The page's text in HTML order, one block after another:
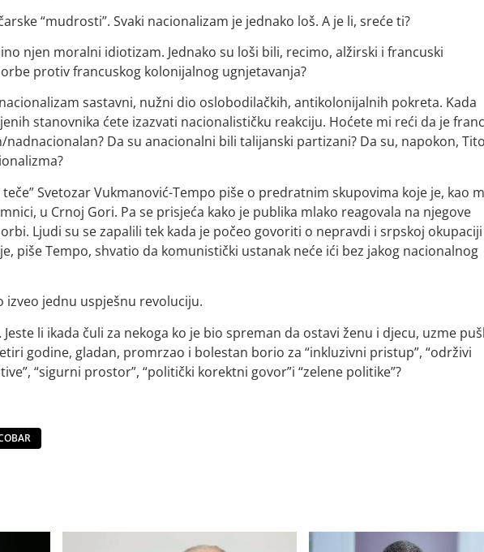
“mudrosti”. Svaki nacionalizam je jednako loš. A je li, sreće ti?
njen moralni idiotizam. Jednako su loši bili, recimo, alžirski i francuski
protiv francuskog kolonijalnog ugnjetavanja?
sastavni, nužni dio oslobodilačkih, antikolonijalnih pokreta. Kada
stanovnika ćete izazvati nacionalističku reakciju. Hoćete mi reći da je
Da su anacionalni bili talijanski partizani? Da su, napokon,
Svetozar Vukmanović-Tempo piše o predratnim skupovima koje je, kao
u Crnoj Gori. Pa se prisjeća kako je publika mlako reagovala na njegove
Ljudi su se zapalili tek kada je počeo govoriti o nepravdi i srpskoj okupaciji
piše Tempo, shvatio da komunistički ustanak neće ići bez jakog nacionalnog
izveo jednu uspješnu revoluciju.
li ikada čuli za nekoga ko je bio spreman da ostavi ženu i djecu, uzme
godine, gladan, promrzao i bolestan borio za “inkluzivni pristup”, “održivi
“sigurni prostor”, “politički korektni govor”i “zelene politike”?